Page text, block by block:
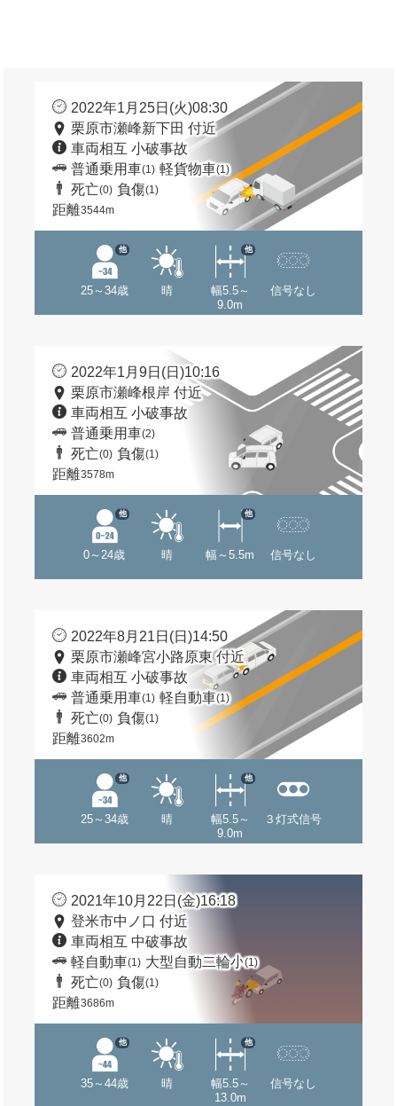
2022年1月25日(火)08:30
栗原市瀬峰新下田 付近
車両相互 小破事故
普通乗用車(1) 軽貨物車(1)
死亡(0) 負傷(1)
距離3544m
25～34歳
他
晴
幅5.5～
9.0m
他
信号なし
2022年1月9日(日)10:16
栗原市瀬峰根岸 付近
車両相互 小破事故
普通乗用車(2)
死亡(0) 負傷(1)
距離3578m
0～24歳
他
晴 幅～5.5m
他
信号なし
2022年8月21日(日)14:50
栗原市瀬峰宮小路原東 付近
車両相互 小破事故
普通乗用車(1) 軽自動車(1)
死亡(0) 負傷(1)
距離3602m
25～34歳
他
晴
幅5.5～
9.0m
他
３灯式信号
2021年10月22日(金)16:18
登米市中ノ口 付近
車両相互 中破事故
軽自動車(1) 大型自動二輪小(1)
死亡(0) 負傷(1)
距離3686m
35～44歳
他
晴
幅5.5～
13.0m
他
信号なし